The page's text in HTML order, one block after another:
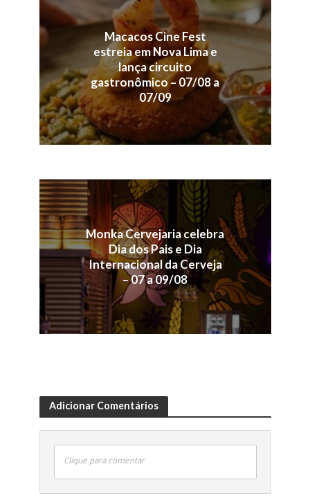
Macacos Cine Fest
estreia em Nova Lima e
lança circuito
gastronômico – 07/08 a
07/09
Monka Cervejaria celebra
Dia dos Pais e Dia
Internacional da Cerveja
– 07 a 09/08
Adicionar Comentários
Clique para comentar